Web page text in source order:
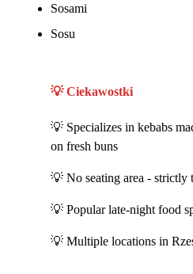
Sosami
Sosu
💡 Ciekawostki
Specializes in kebabs
on fresh buns
No seating area - strictly
Popular late-night food
Multiple locations in